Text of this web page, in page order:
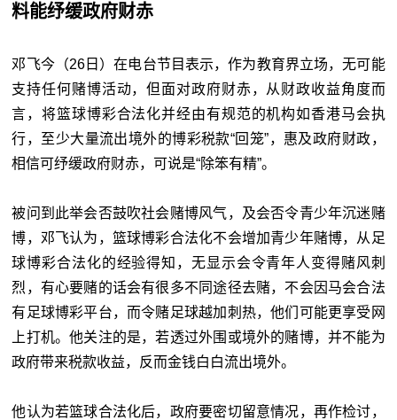
料能纾缓政府财赤
邓飞今（26日）在电台节目表示，作为教育界立场，无可能
支持任何赌博活动，但面对政府财赤，从财政收益角度而
言，将篮球博彩合法化并经由有规范的机构如香港马会执
行，至少大量流出境外的博彩税款“回笼”，惠及政府财政，
相信可纾缓政府财赤，可说是“除笨有精”。
被问到此举会否鼓吹社会赌博风气，及会否令青少年沉迷赌
博，邓飞认为，篮球博彩合法化不会增加青少年赌博，从足
球博彩合法化的经验得知，无显示会令青年人变得赌风刺
烈，有心要赌的话会有很多不同途径去赌，不会因马会合法
有足球博彩平台，而令赌足球越加刺热，他们可能更享受网
上打机。他关注的是，若透过外围或境外的赌博，并不能为
政府带来税款收益，反而金钱白白流出境外。
他认为若篮球合法化后，政府要密切留意情况，再作检讨，